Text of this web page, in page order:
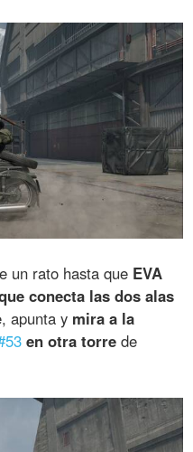
un rato hasta que EVA
conecta las dos alas
apunta y mira a la
en otra torre de